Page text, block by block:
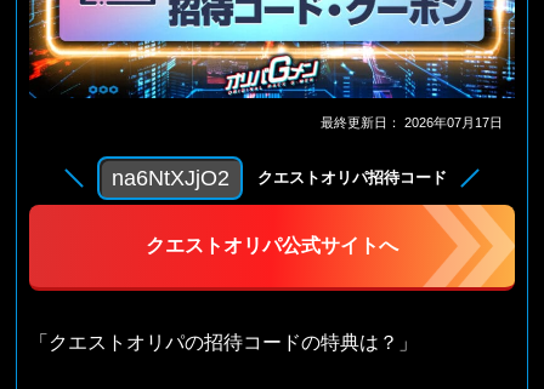
最終更新日： 2026年07月17日
na6NtXJjO2 クエストオリパ招待コード
クエストオリパ公式サイトへ
「クエストオリパの招待コードの特典は？」